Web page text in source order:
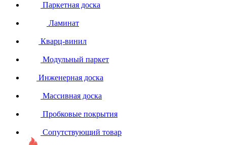
Паркетная доска
Ламинат
Кварц-винил
Модульный паркет
Инженерная доска
Массивная доска
Пробковые покрытия
Сопутствующий товар